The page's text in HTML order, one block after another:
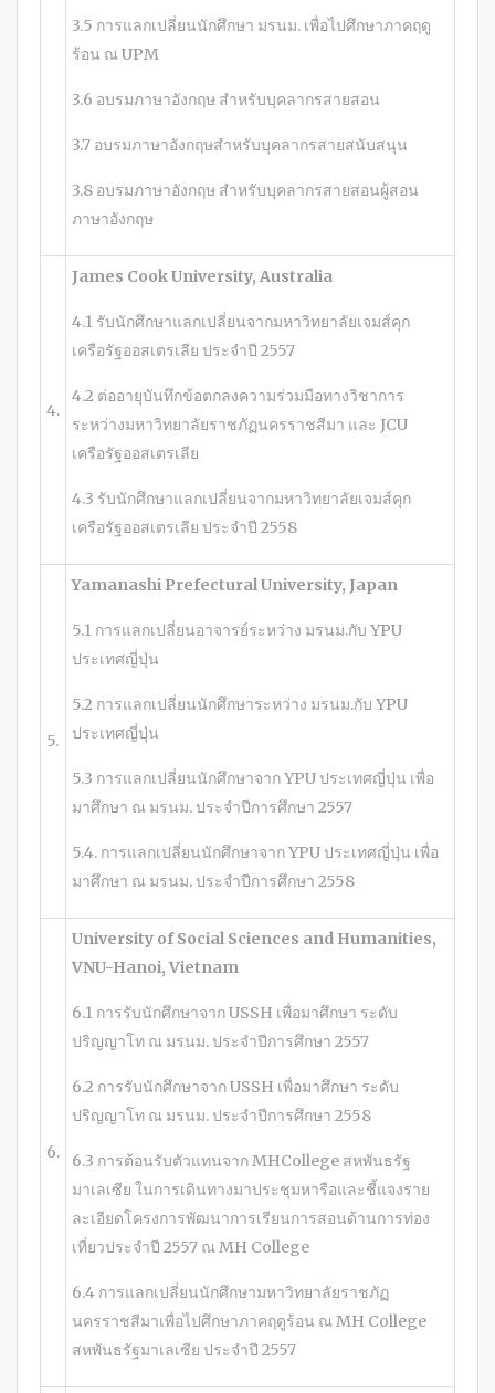
3.5 การแลกเปลี่ยนนักศึกษา มรนม. เพื่อไปศึกษาภาคฤดู
ร้อน ณ UPM
3.6 อบรมภาษาอังกฤษ สำหรับบุคลากรสายสอน
3.7 อบรมภาษาอังกฤษสำหรับบุคลากรสายสนับสนุน
3.8 อบรมภาษาอังกฤษ สำหรับบุคลากรสายสอนผู้สอน
ภาษาอังกฤษ
4.
James Cook University, Australia
4.1 รับนักศึกษาแลกเปลี่ยนจากมหาวิทยาลัยเจมส์คุก
เครือรัฐออสเตรเลีย ประจำปี 2557
4.2 ต่ออายุบันทึกข้อตกลงความร่วมมือทางวิชาการ
ระหว่างมหาวิทยาลัยราชภัฏนครราชสีมา และ JCU
เครือรัฐออสเตรเลีย
4.3 รับนักศึกษาแลกเปลี่ยนจากมหาวิทยาลัยเจมส์คุก
เครือรัฐออสเตรเลีย ประจำปี 2558
5.
Yamanashi Prefectural University, Japan
5.1 การแลกเปลี่ยนอาจารย์ระหว่าง มรนม.กับ YPU
ประเทศญี่ปุ่น
5.2 การแลกเปลี่ยนนักศึกษาระหว่าง มรนม.กับ YPU
ประเทศญี่ปุ่น
5.3 การแลกเปลี่ยนนักศึกษาจาก YPU ประเทศญี่ปุ่น เพื่อ
มาศึกษา ณ มรนม. ประจำปีการศึกษา 2557
5.4. การแลกเปลี่ยนนักศึกษาจาก YPU ประเทศญี่ปุ่น เพื่อ
มาศึกษา ณ มรนม. ประจำปีการศึกษา 2558
6.
University of Social Sciences and Humanities,
VNU-Hanoi, Vietnam
6.1 การรับนักศึกษาจาก USSH เพื่อมาศึกษา ระดับ
ปริญญาโท ณ มรนม. ประจำปีการศึกษา 2557
6.2 การรับนักศึกษาจาก USSH เพื่อมาศึกษา ระดับ
ปริญญาโท ณ มรนม. ประจำปีการศึกษา 2558
6.3 การต้อนรับตัวแทนจาก MHCollege สหพันธรัฐ
มาเลเซีย ในการเดินทางมาประชุมหารือและชี้แจงราย
ละเอียดโครงการพัฒนาการเรียนการสอนด้านการท่อง
เที่ยวประจำปี 2557 ณ MH College
6.4 การแลกเปลี่ยนนักศึกษามหาวิทยาลัยราชภัฏ
นครราชสีมาเพื่อไปศึกษาภาคฤดูร้อน ณ MH College
สหพันธรัฐมาเลเซีย ประจำปี 2557